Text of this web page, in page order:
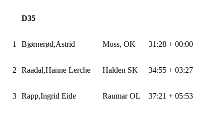
D35
1 Bjørnerød,Astrid Moss, OK 31:28 + 00:00
2 Raadal,Hanne Lerche Halden SK 34:55 + 03:27
3 Rapp,Ingrid Eide Raumar OL 37:21 + 05:53